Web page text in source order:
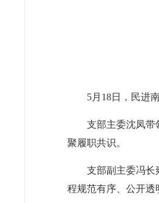
5月18日，民进
支部主委沈凤带
聚履职共识。
支部副主委冯长
程规范有序、公开透